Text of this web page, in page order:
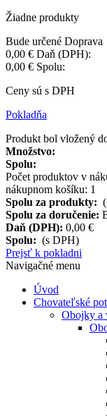
Žiadne produkty
Bude určené Doprava
0,00 € Daň (DPH):
0,00 € Spolu:
Ceny sú s DPH
Pokladňa
Produkt bol vložený
Množstvo:
Spolu:
Počet produktov v
nákupnom košíku: 1
Spolu za produkty:
Spolu za doručenie:
Daň (DPH): 0,00 €
Spolu: (s DPH)
Prejsť k pokladni
Navigačné menu
Úvod
Chovateľské
Obojky a